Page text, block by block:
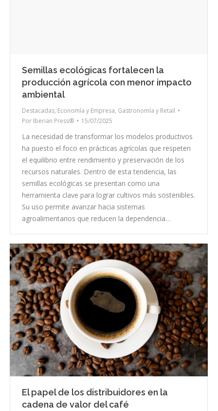
Semillas ecológicas fortalecen la
producción agrícola con menor impacto
ambiental
Destacadas, Economía y Empresa, Gastronomía y Retail
Por Iberian Press® 15/07/2025
La necesidad de transformar los modelos productivos
ha puesto el foco en prácticas agrícolas que respeten
el equilibrio entre rendimiento y preservación de los
recursos naturales. Dentro de esta tendencia, las
semillas ecológicas se presentan como una
herramienta clave para lograr cultivos más sostenibles.
Su uso permite avanzar hacia sistemas
agroalimentarios que reducen la dependencia…
El papel de los distribuidores en la
cadena de valor del café